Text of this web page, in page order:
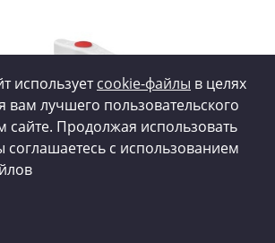
используетcookie-файлы в целях
вам лучшего пользовательского
сайте. Продолжая использовать
соглашаетесь с использованием